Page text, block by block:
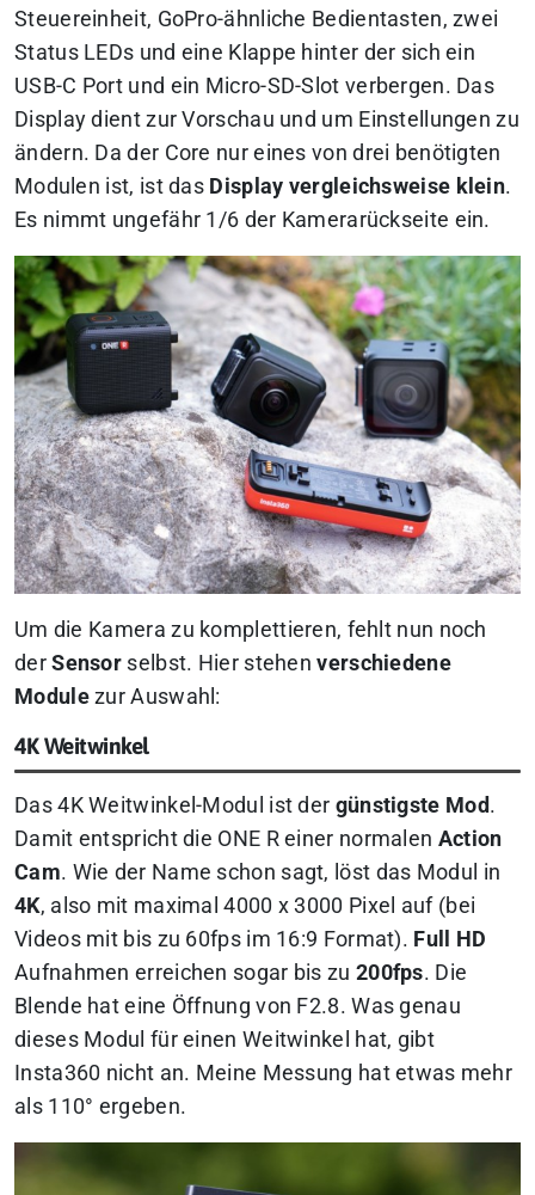
Steuereinheit, GoPro-ähnliche Bedientasten, zwei
Status LEDs und eine Klappe hinter der sich ein
USB-C Port und ein Micro-SD-Slot verbergen. Das
Display dient zur Vorschau und um Einstellungen zu
ändern. Da der Core nur eines von drei benötigten
Modulen ist, ist das Display vergleichsweise klein.
Es nimmt ungefähr 1/6 der Kamerarückseite ein.
Um die Kamera zu komplettieren, fehlt nun noch
derSensor selbst. Hier stehenverschiedene
Modulezur Auswahl:
4K Weitwinkel
Das 4K Weitwinkel-Modul ist der günstigste Mod .
Damit entspricht die ONE R einer normalen Action
Cam. Wie der Name schon sagt, löst das Modul in
4K, also mit maximal 4000 x 3000 Pixel auf (bei
Videos mit bis zu 60fps im 16:9 Format). Full HD
Aufnahmen erreichen sogar bis zu 200fps. Die
Blende hat eine Öffnung von F2.8. Was genau
dieses Modul für einen Weitwinkel hat, gibt
Insta360 nicht an. Meine Messung hat etwas mehr
als 110° ergeben.